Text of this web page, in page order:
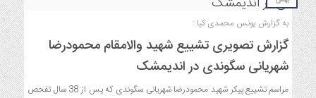
به گزارش یونس محمدی کیا :
گزارش تصویری تشییع شهید والامقام محمودرضا
شهریانی سگوندی در اندیمشک
مراسم تشییع پیکر شهید محمودرضا شهریانی سگوندی که پس از 38 سال تفحص